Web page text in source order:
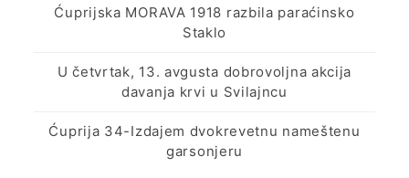
Ćuprijska MORAVA 1918 razbila paraćinsko
Staklo
U četvrtak, 13. avgusta dobrovoljna akcija
davanja krvi u Svilajncu
Ćuprija 34-Izdajem dvokrevetnu nameštenu
garsonjeru